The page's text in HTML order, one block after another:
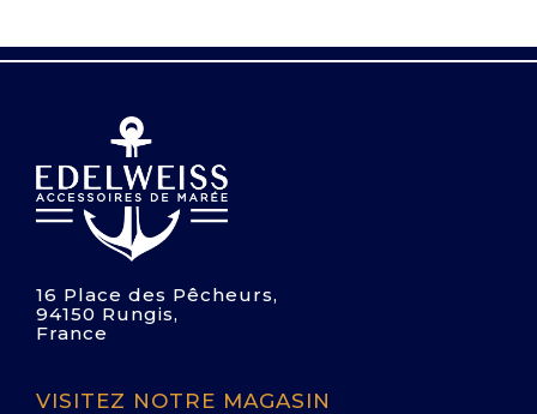
16 Place des Pêcheurs,
94150 Rungis,
France
VISITEZ NOTRE MAGASIN